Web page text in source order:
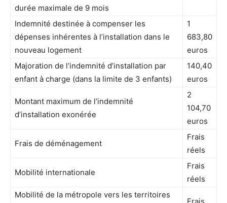
durée maximale de 9 mois
Indemnité destinée à compenser les
dépenses inhérentes à l’installation dans le
nouveau logement
1
683,80
euros
Majoration de l’indemnité d’installation par
enfant à charge (dans la limite de 3 enfants)
140,40
euros
Montant maximum de l’indemnité
d’installation exonérée
2
104,70
euros
Frais de déménagement
Frais
réels
Mobilité internationale
Frais
réels
Mobilité de la métropole vers les territoires